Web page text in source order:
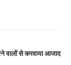
वालों से करवाया आजाद